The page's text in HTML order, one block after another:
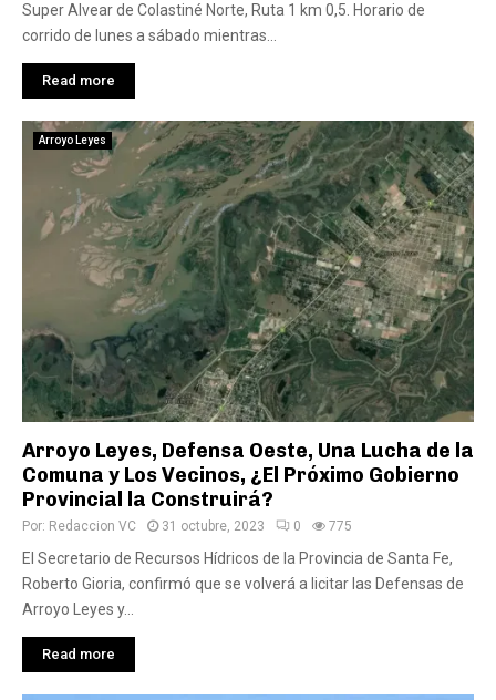
Super Alvear de Colastiné Norte, Ruta 1 km 0,5. Horario de
corrido de lunes a sábado mientras...
Read more
Arroyo Leyes
Arroyo Leyes, Defensa Oeste, Una Lucha de la
Comuna y Los Vecinos, ¿El Próximo Gobierno
Provincial la Construirá?
Por: Redaccion VC 31 octubre, 2023 0 775
El Secretario de Recursos Hídricos de la Provincia de Santa Fe,
Roberto Gioria, confirmó que se volverá a licitar las Defensas de
Arroyo Leyes y...
Read more